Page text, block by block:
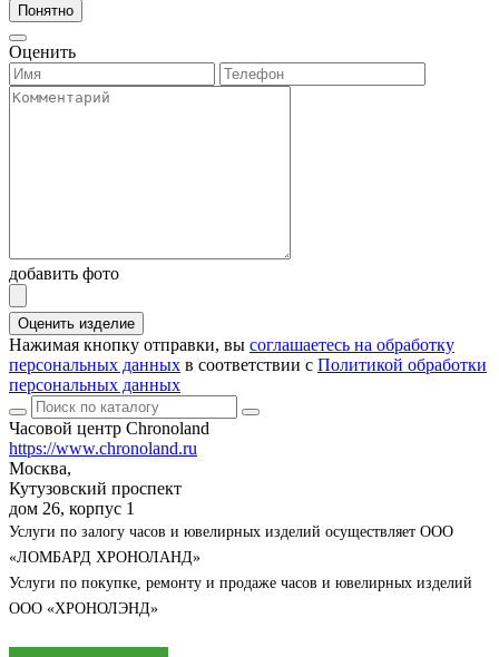
Понятно
Оценить
добавить фото
Оценить изделие
Нажимая кнопку отправки, вы соглашаетесь на обработку
персональных данных в соответствии с Политикой обработки
персональных данных
Часовой центр Chronoland
https://www.chronoland.ru
Москва,
Кутузовский проспект
дом 26, корпус 1
Услуги по залогу часов и ювелирных изделий осуществляет ООО
«ЛОМБАРД ХРОНОЛАНД»
Услуги по покупке, ремонту и продаже часов и ювелирных изделий
ООО «ХРОНОЛЭНД»